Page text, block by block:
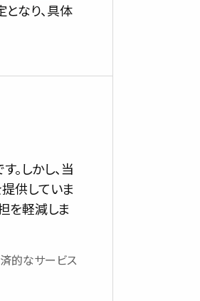
なり、具体
。しかし、当
供していま
を軽減しま
的なサービス